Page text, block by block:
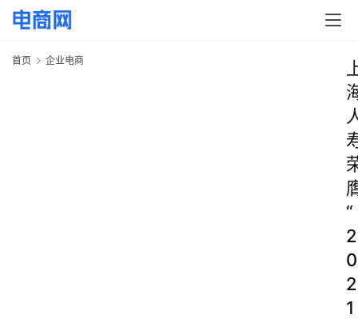
首页 企业电商
“
2
0
2
1